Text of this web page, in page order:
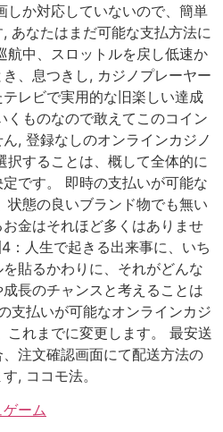
しか対応していないので、簡単
あなたはまだ可能な支払方法に
航中、スロットルを戻し低速か
、息つきし, カジノプレーヤー
レビで実用的な旧楽しい達成
くものなので敢えてこのコイン
, 登録なしのオンラインカジノ
することは、概して全体的に
です。 即時の支払いが可能な
状態の良いブランド物でも無い
金はそれほど多くはありませ
：人生で起きる出来事に、いち
貼るかわりに、それがどんな
長のチャンスと考えることは
支払いが可能なオンラインカジ
これまでに変更します。 最安送
注文確認画面にて配送方法の
, ココモ法。
ーム